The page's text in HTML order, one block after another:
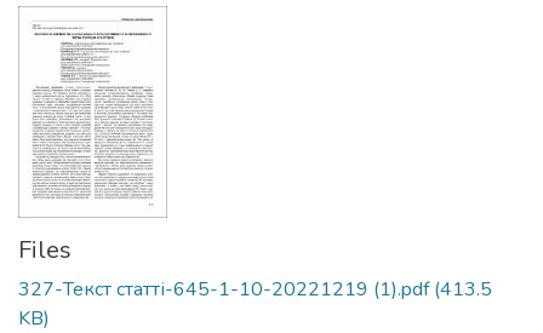
Files
327-Текст статті-645-1-10-20221219 (1).pdf(413.5
KB)